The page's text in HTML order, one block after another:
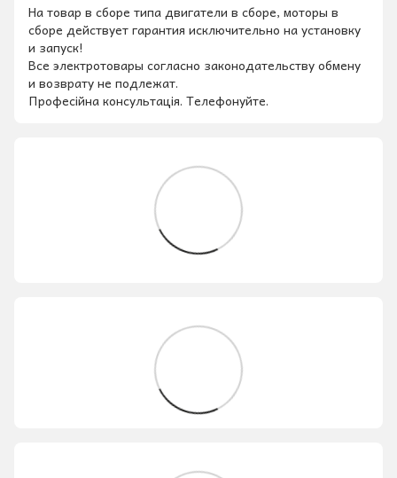
На товар в сборе типа двигатели в сборе, моторы в
сборе действует гарантия исключительно на установку
и запуск!
Все электротовары согласно законодательству обмену
и возврату не подлежат.
Професійна консультація. Телефонуйте.